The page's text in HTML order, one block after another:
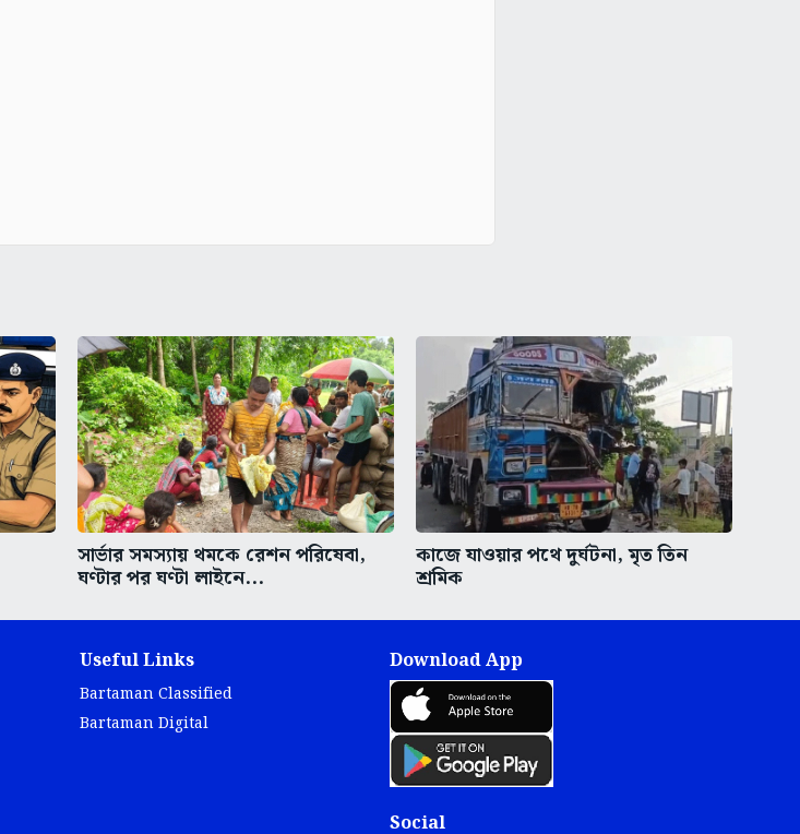
সার্ভার সমস্যায় থমকে রেশন পরিষেবা,
ঘণ্টার পর ঘণ্টা লাইনে...
কাজে যাওয়ার পথে দুর্ঘটনা, মৃত তিন
শ্রমিক
Useful Links
Bartaman Classified
Bartaman Digital
Download App
Social